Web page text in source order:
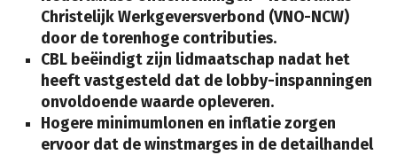
Christelijk Werkgeversverbond (VNO-NCW)
door de torenhoge contributies.
CBL beëindigt zijn lidmaatschap nadat het
heeft vastgesteld dat de lobby-inspanningen
onvoldoende waarde opleveren.
Hogere minimumlonen en inflatie zorgen
ervoor dat de winstmarges in de detailhandel